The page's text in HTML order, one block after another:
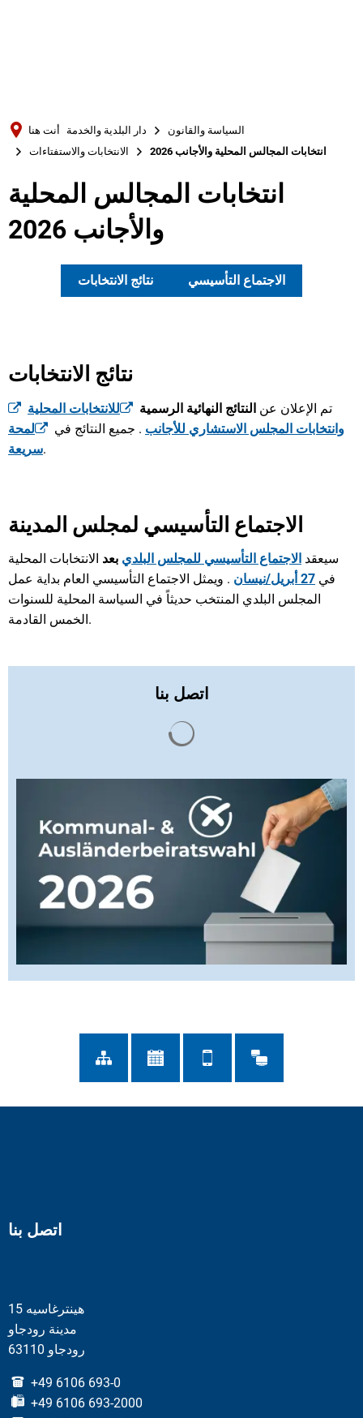
Русский
أنت هنا دار البلدية والخدمة
السياسة والقانون
الانتخابات والاستفتاءات
انتخابات المجالس المحلية والأجانب 2026
انتخابات المجالس المحلية
والأجانب 2026
نتائج الانتخابات الاجتماع التأسيسي
نتائج الانتخابات
تم الإعلان عن النتائج النهائية الرسمية
للانتخابات المحلية
وانتخابات المجلس الاستشاري للأجانب . جميع النتائج في
لمحة
سريعة.
الاجتماع التأسيسي لمجلس المدينة
سيعقد الاجتماع التأسيسي للمجلس البلدي بعد الانتخابات المحلية
في 27 أبريل/نيسان
. ويمثل الاجتماع التأسيسي العام بداية عمل
المجلس البلدي المنتخب حديثاً في السياسة المحلية للسنوات
الخمس القادمة.
اتصل بنا
اتصل بنا
هينترغاسيه 15
مدينة رودجاو
63110 رودجاو
+49 6106 693-0
+49 6106 693-2000